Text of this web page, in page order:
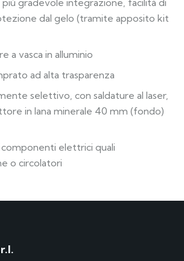
più gradevole integrazione, facilità di
dal gelo (tramite apposito kit
a vasca in alluminio
ad alta trasparenza
selettivo, con saldature al laser,
in lana minerale 40 mm (fondo)
elettrici quali
o circolatori